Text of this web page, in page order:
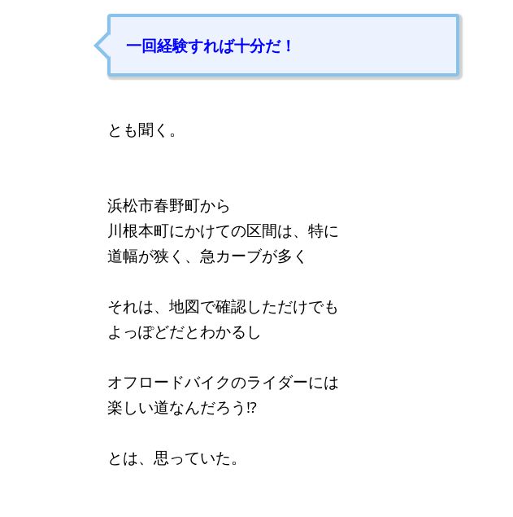
一回経験すれば十分だ！
とも聞く。
浜松市春野町から
川根本町にかけての区間は、特に
道幅が狭く、急カーブが多く
それは、地図で確認しただけでも
よっぽどだとわかるし
オフロードバイクのライダーには
楽しい道なんだろう⁉
とは、思っていた。